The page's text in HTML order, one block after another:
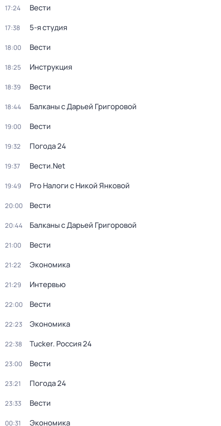
17:24 Вести
17:38 5-я студия
18:00 Вести
18:25 Инструкция
18:39 Вести
18:44 Балканы с Дарьей Григоровой
19:00 Вести
19:32 Погода 24
19:37 Вести.Net
19:49 Pro Налоги с Никой Янковой
20:00 Вести
20:44 Балканы с Дарьей Григоровой
21:00 Вести
21:22 Экономика
21:29 Интервью
22:00 Вести
22:23 Экономика
22:38 Tucker. Россия 24
23:00 Вести
23:21 Погода 24
23:33 Вести
00:31 Экономика